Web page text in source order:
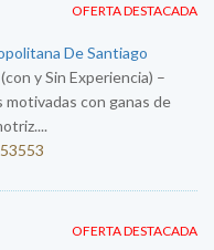
OFERTA DESTACADA
De Santiago
y Sin Experiencia) –
motivadas con ganas de
OFERTA DESTACADA